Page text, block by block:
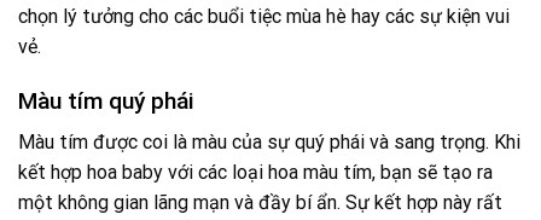
chọn lý tưởng cho các buổi tiệc mùa hè hay các sự kiện vui
vẻ.
Màu tím quý phái
Màu tím được coi là màu của sự quý phái và sang trọng. Khi
kết hợp hoa baby với các loại hoa màu tím, bạn sẽ tạo ra
một không gian lãng mạn và đầy bí ẩn. Sự kết hợp này rất